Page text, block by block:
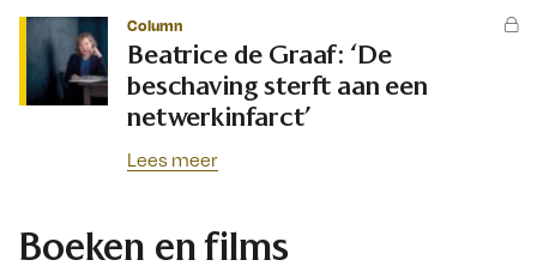
Column
Beatrice de Graaf: ‘De
beschaving sterft aan een
netwerkinfarct’
Lees meer
Boeken en films